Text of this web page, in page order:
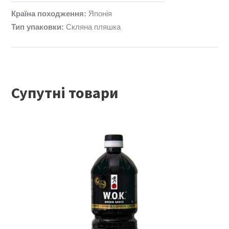
Країна походження: Японія
Тип упаковки:Скляна пляшка
Супутні товари
ЧИТАТИ ДАЛІ